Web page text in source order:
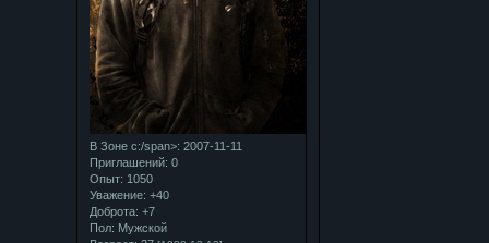
В Зоне с:/span>: 2007-11-11
Приглашений: 0
Опыт: 1050
Уважение: +40
Доброта: +7
Пол: Мужской